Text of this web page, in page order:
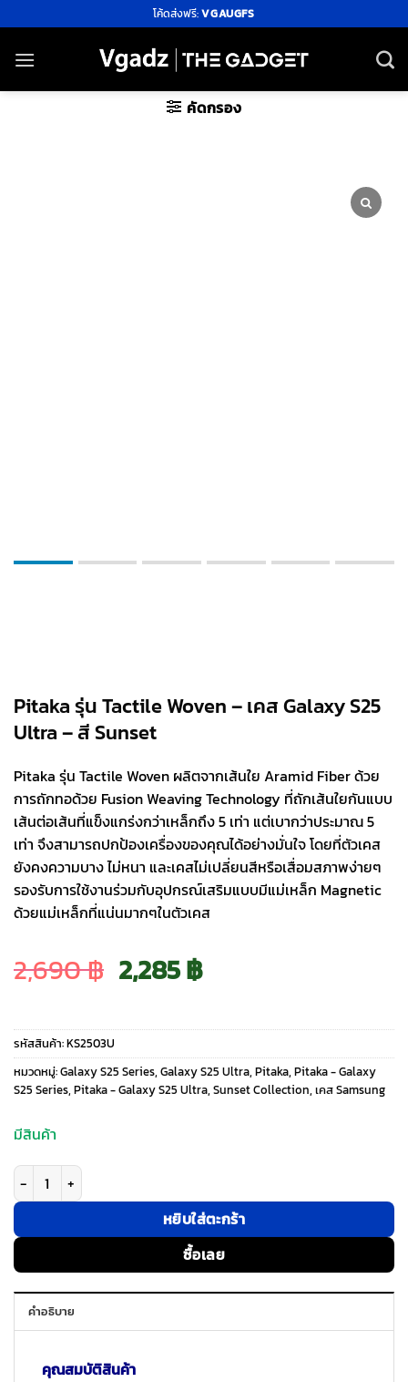
ไป
ยัง
โค้ดส่งฟรี:VGAUGFS
คัดกรอง
Pitaka รุ่น Tactile Woven – เคส Galaxy S25
Ultra – สี Sunset
Pitaka รุ่น Tactile Woven ผลิตจากเส้นใย Aramid Fiber ด้วย
การถักทอด้วย Fusion Weaving Technology ที่ถักเส้นใยกันแบบ
เส้นต่อเส้นที่แข็งแกร่งกว่าเหล็กถึง 5 เท่า แต่เบากว่าประมาณ 5
เท่า จึงสามารถปกป้องเครื่องของคุณได้อย่างมั่นใจ โดยที่ตัวเคส
ยังคงความบาง ไม่หนา และเคสไม่เปลี่ยนสีหรือเสื่อมสภาพง่ายๆ
รองรับการใช้งานร่วมกับอุปกรณ์เสริมแบบมีแม่เหล็ก Magnetic
ด้วยแม่เหล็กที่แน่นมากๆในตัวเคส
2,690฿ Original
price
was:
2,285฿Current
price
is:
รหัสสินค้า:KS2503U
หมวดหมู่:Galaxy S25 Series, Galaxy S25 Ultra, Pitaka, Pitaka - Galaxy
S25 Series, Pitaka - Galaxy S25 Ultra, Sunset Collection, เคส Samsung
มีสินค้า
จำนวน Pitaka รุ่น Tactile Woven - เคส Galaxy S25 Ultra - สี Sunset ชิ้น
หยิบใส่ตะกร้า
ซื้อเลย
คำอธิบาย
คุณสมบัติสินค้า